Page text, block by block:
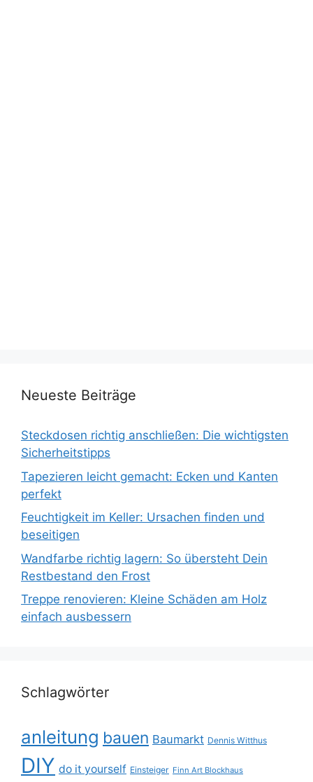
Neueste Beiträge
Steckdosen richtig anschließen: Die wichtigsten
Sicherheitstipps
Tapezieren leicht gemacht: Ecken und Kanten
perfekt
Feuchtigkeit im Keller: Ursachen finden und
beseitigen
Wandfarbe richtig lagern: So übersteht Dein
Restbestand den Frost
Treppe renovieren: Kleine Schäden am Holz
einfach ausbessern
Schlagwörter
anleitung bauen Baumarkt Dennis Witthus
DIY do it yourself Einsteiger Finn Art Blockhaus